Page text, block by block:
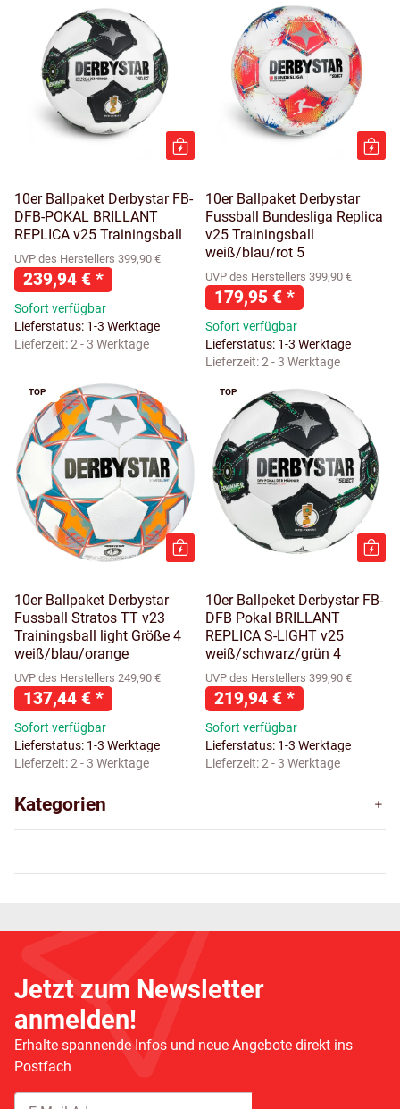
10er Ballpaket Derbystar FB-
DFB-POKAL BRILLANT
REPLICA v25 Trainingsball
UVP des Herstellers 399,90 €
239,94 € *
Sofort verfügbar
Lieferstatus: 1-3 Werktage
Lieferzeit:2 - 3 Werktage
10er Ballpaket Derbystar
Fussball Bundesliga Replica
v25 Trainingsball
weiß/blau/rot 5
UVP des Herstellers 399,90 €
179,95 € *
Sofort verfügbar
Lieferstatus: 1-3 Werktage
Lieferzeit:2 - 3 Werktage
TOP
10er Ballpaket Derbystar
Fussball Stratos TT v23
Trainingsball light Größe 4
weiß/blau/orange
UVP des Herstellers 249,90 €
137,44 € *
Sofort verfügbar
Lieferstatus: 1-3 Werktage
Lieferzeit:2 - 3 Werktage
TOP
10er Ballpeket Derbystar FB-
DFB Pokal BRILLANT
REPLICA S-LIGHT v25
weiß/schwarz/grün 4
UVP des Herstellers 399,90 €
219,94 € *
Sofort verfügbar
Lieferstatus: 1-3 Werktage
Lieferzeit:2 - 3 Werktage
Kategorien
Jetzt zum Newsletter
anmelden!
Erhalte spannende Infos und neue Angebote direkt ins
Postfach